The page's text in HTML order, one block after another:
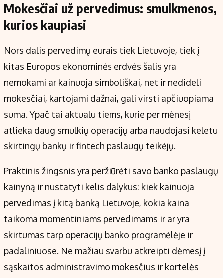
Mokesčiai už pervedimus: smulkmenos,
kurios kaupiasi
Nors dalis pervedimų eurais tiek Lietuvoje, tiek į
kitas Europos ekonominės erdvės šalis yra
nemokami ar kainuoja simboliškai, net ir nedideli
mokesčiai, kartojami dažnai, gali virsti apčiuopiama
suma. Ypač tai aktualu tiems, kurie per mėnesį
atlieka daug smulkių operacijų arba naudojasi keletu
skirtingų bankų ir fintech paslaugų teikėjų.
Praktinis žingsnis yra peržiūrėti savo banko paslaugų
kainyną ir nustatyti kelis dalykus: kiek kainuoja
pervedimas į kitą banką Lietuvoje, kokia kaina
taikoma momentiniams pervedimams ir ar yra
skirtumas tarp operacijų banko programėlėje ir
padaliniuose. Ne mažiau svarbu atkreipti dėmesį į
sąskaitos administravimo mokesčius ir kortelės